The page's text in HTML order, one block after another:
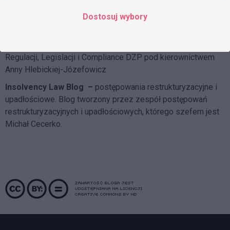
szefem jest Marcin Krakowiak
Regulacji, Legislacji i Compliance DZP pod kierownictwem
Anny Hlebickiej-Józefowicz
Insolvency Law Blog – postępowania restrukturyzacyjne i
upadłościowe. Blog tworzony przez zespół postępowań
restrukturyzacyjnych i upadłościowych, którego szefem jest
Michał Cecerko.
Dostosuj wybory